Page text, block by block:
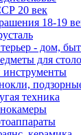
20 век
18-19
- дом, быт
для
инструменты
техника